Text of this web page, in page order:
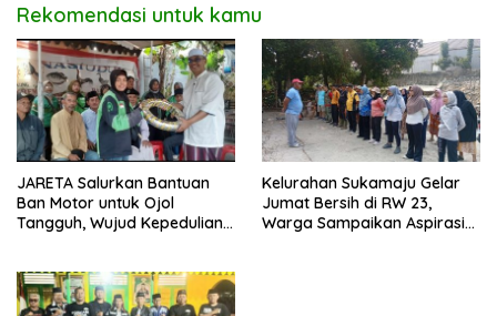
Rekomendasi untuk kamu
JARETA Salurkan Bantuan
Ban Motor untuk Ojol
Tangguh, Wujud Kepedulian
Kelurahan Sukamaju Gelar
Jumat Bersih di RW 23,
Warga Sampaikan Aspirasi